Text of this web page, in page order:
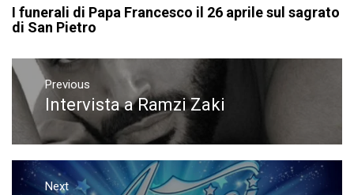
I funerali di Papa Francesco il 26 aprile sul sagrato
di San Pietro
Navigazione
articoli
Previous
Previous
post:
Intervista a Ramzi Zaki
Next